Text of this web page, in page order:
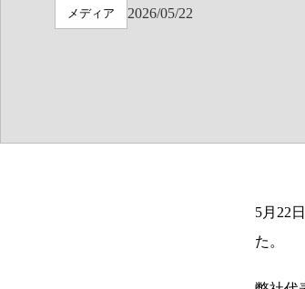
メディア 2026/05/22
5月22
た。